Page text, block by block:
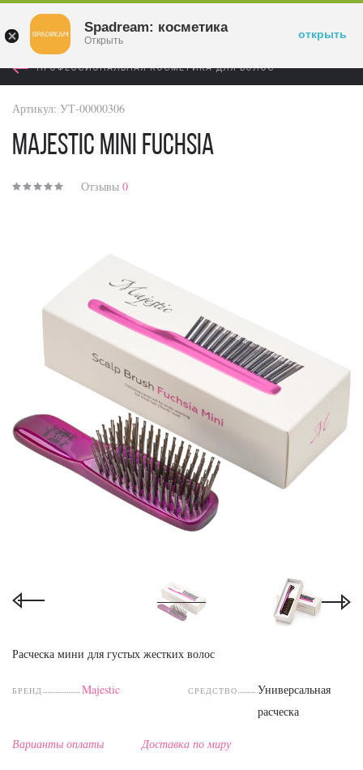
ПРОФЕССИОНАЛЬНАЯ КОСМЕТИКА ДЛЯ ВОЛОС
Артикул: УТ-00000306
Majestic Mini Fuchsia
Отзывы 0
Расческа мини для густых жестких волос
БРЕНД Majestic СРЕДСТВО
Универсальная
расческа
Варианты оплаты Доставка по миру
Spadream: косметика
Открыть открыть